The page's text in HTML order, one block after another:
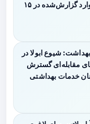
هشدار CDC درباره موارد گزارش‌شده در ۱۵
شیوع ابولا در
مقابله‌ای گسترش
خدمات بهداشتی